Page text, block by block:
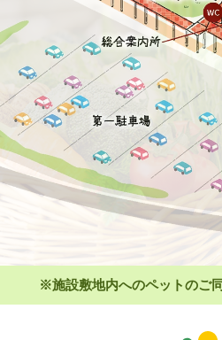
※施設敷地内へのペットのご